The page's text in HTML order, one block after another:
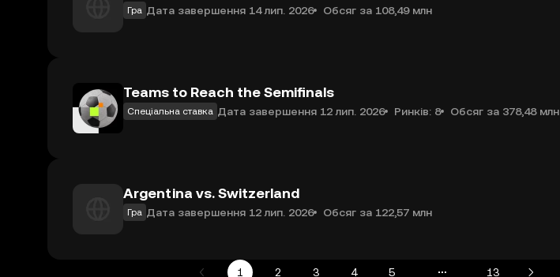
Гра Дата завершення 14 лип. 2026 Обсяг за 108,49 млн
Teams to Reach the Semifinals
Спеціальна ставка Дата завершення 12 лип. 2026 Ринків: 8 Обсяг за 378,48 млн
Argentina vs. Switzerland
Гра Дата завершення 12 лип. 2026 Обсяг за 122,57 млн
1 2 3 4 5 13